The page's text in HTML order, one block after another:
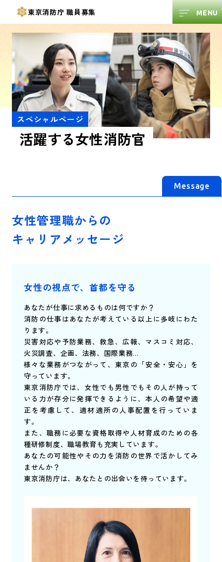
東京消防庁職員募集
スペシャルページ
活躍する女性消防官
Message
女性管理職からの
キャリアメッセージ
女性の視点で、首都を守る
あなたが仕事に求めるものは何ですか？
消防の仕事はあなたが考えている以上に多岐にわた
ります。
災害対応や予防業務、救急、広報、マスコミ対応、
火災調査、企画、法務、国際業務…
様々な業務がつながって、東京の「安全・安心」を
守っています。
東京消防庁では、女性でも男性でもその人が持って
いる力が存分に発揮できるように、本人の希望や適
正を考慮して、適材適所の人事配置を行っていま
す。
また、職務に必要な資格取得や人材育成のための各
種研修制度、職場教育も充実しています。
あなたの可能性やその力を消防の世界で活かしてみ
ませんか？
東京消防庁は、あなたとの出会いを待っています。